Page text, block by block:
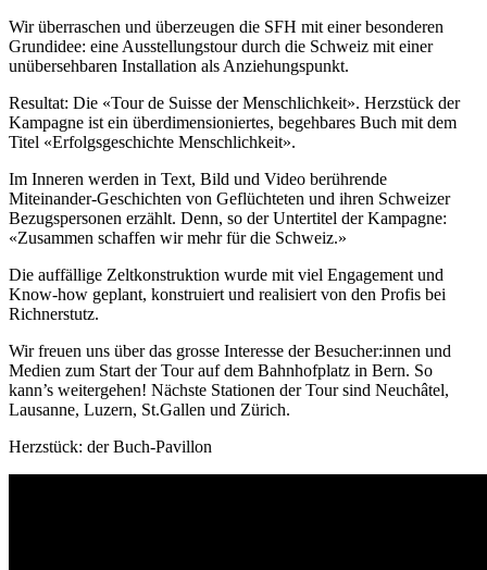
Wir überraschen und überzeugen die SFH mit einer besonderen
Grundidee: eine Ausstellungstour durch die Schweiz mit einer
unübersehbaren Installation als Anziehungspunkt.
Resultat: Die «Tour de Suisse der Menschlichkeit». Herzstück der
Kampagne ist ein überdimensioniertes, begehbares Buch mit dem
Titel «Erfolgsgeschichte Menschlichkeit».
Im Inneren werden in Text, Bild und Video berührende
Miteinander-Geschichten von Geflüchteten und ihren Schweizer
Bezugspersonen erzählt. Denn, so der Untertitel der Kampagne:
«Zusammen schaffen wir mehr für die Schweiz.»
Die auffällige Zeltkonstruktion wurde mit viel Engagement und
Know-how geplant, konstruiert und realisiert von den Profis bei
Richnerstutz.
Wir freuen uns über das grosse Interesse der Besucher:innen und
Medien zum Start der Tour auf dem Bahnhofplatz in Bern. So
kann’s weitergehen! Nächste Stationen der Tour sind Neuchâtel,
Lausanne, Luzern, St.Gallen und Zürich.
Herzstück: der Buch-Pavillon